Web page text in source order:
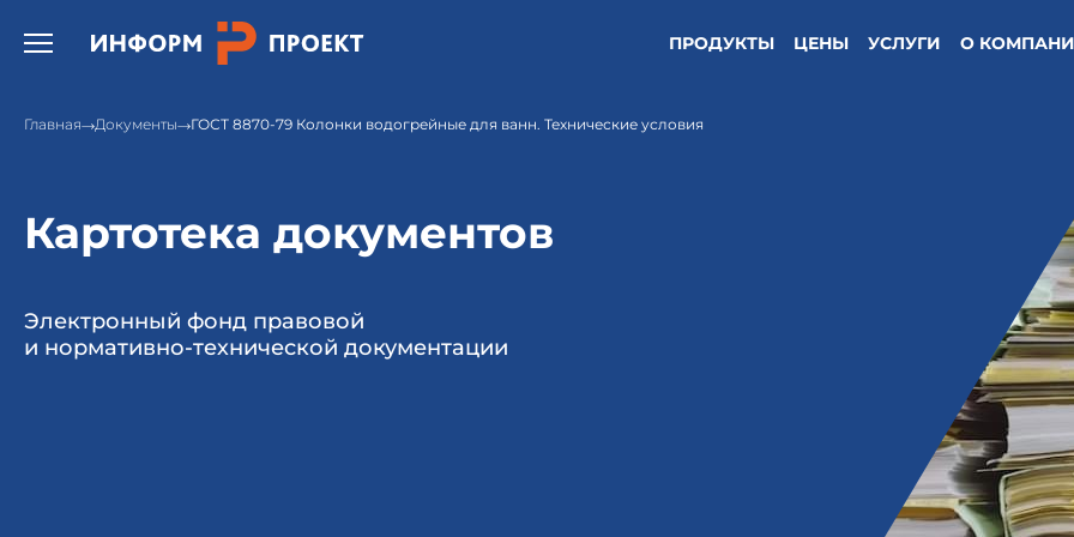
Открыть бургер меню. ПРОДУКТЫ ЦЕНЫ УСЛУГИ О
Главная Документы ГОСТ 8870-79 Колонки водогрейные для ванн. Технические условия
Картотека документов
Электронный фонд правовой
и нормативно-технической документации